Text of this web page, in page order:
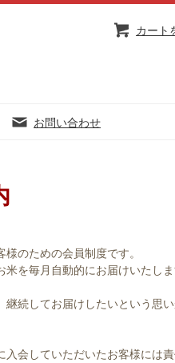
カート
お問い合わせ
のための会員制度です。
を毎月自動的にお届けいたしま
続してお届けしたいという思
会していただいたお客様には